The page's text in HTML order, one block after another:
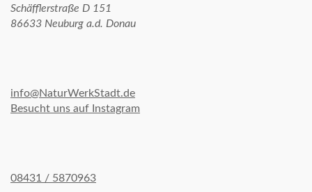
Schäfflerstraße D 151
86633 Neuburg a.d. Donau
info@NaturWerkStadt.de
Besucht uns auf Instagram
08431 / 5870963